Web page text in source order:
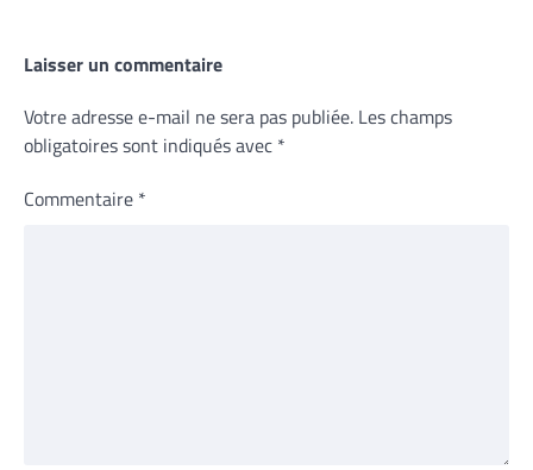
Laisser un commentaire
Votre adresse e-mail ne sera pas publiée. Les champs
obligatoires sont indiqués avec *
Commentaire *